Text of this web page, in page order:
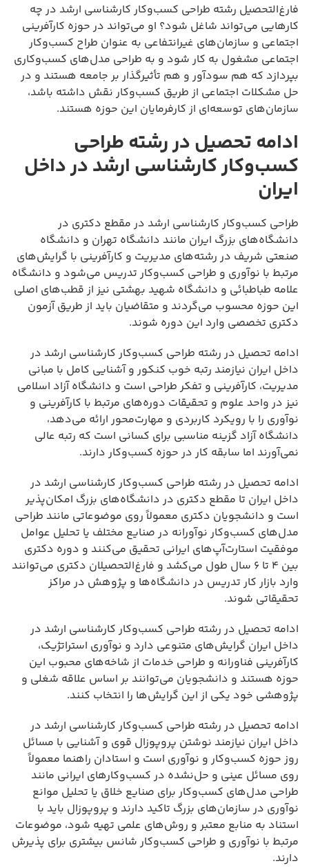
فارغ‌التحصیل رشته طراحی کسب‌وکار کارشناسی ارشد در چه
کارهایی می‌تواند شاغل شود؟ او می‌تواند در حوزه کارآفرینی
اجتماعی و سازمان‌های غیرانتفاعی به عنوان طراح کسب‌وکار
اجتماعی مشغول به کار شود و به طراحی مدل‌های کسب‌وکاری
بپردازد که هم سودآور و هم تأثیرگذار بر جامعه هستند و در
حل مشکلات اجتماعی از طریق کسب‌وکار نقش داشته باشد،
سازمان‌های توسعه‌ای از کارفرمایان این حوزه هستند.
ادامه تحصیل در رشته طراحی
کسب‌وکار کارشناسی ارشد در داخل
ایران
طراحی کسب‌وکار کارشناسی ارشد در مقطع دکتری در
دانشگاه‌های بزرگ ایران مانند دانشگاه تهران و دانشگاه
صنعتی شریف در رشته‌های مدیریت و کارآفرینی با گرایش‌های
مرتبط با نوآوری و طراحی کسب‌وکار تدریس می‌شود و دانشگاه
علامه طباطبائی و دانشگاه شهید بهشتی نیز از قطب‌های اصلی
این حوزه محسوب می‌گردند و متقاضیان باید از طریق آزمون
دکتری تخصصی وارد این دوره شوند.
ادامه تحصیل در رشته طراحی کسب‌وکار کارشناسی ارشد در
داخل ایران نیازمند رتبه خوب کنکور و آشنایی کامل با مبانی
مدیریت، کارآفرینی و تفکر طراحی است و دانشگاه آزاد اسلامی
نیز در واحد علوم و تحقیقات دوره‌های مرتبط با کارآفرینی و
نوآوری را با رویکرد کاربردی و مهارت‌محور ارائه می‌دهد،
دانشگاه آزاد گزینه مناسبی برای کسانی است که رتبه عالی
نمی‌آورند اما سابقه کار در حوزه کسب‌وکار دارند.
ادامه تحصیل در رشته طراحی کسب‌وکار کارشناسی ارشد در
داخل ایران تا مقطع دکتری در دانشگاه‌های بزرگ امکان‌پذیر
است و دانشجویان دکتری معمولاً روی موضوعاتی مانند طراحی
مدل‌های کسب‌وکار نوآورانه در صنایع مختلف یا تحلیل عوامل
موفقیت استارت‌آپ‌های ایرانی تحقیق می‌کنند و دوره دکتری
بین ۴ تا ۶ سال طول می‌کشد و فارغ‌التحصیلان دکتری می‌توانند
وارد بازار کار تدریس در دانشگاه‌ها و پژوهش در مراکز
تحقیقاتی شوند.
ادامه تحصیل در رشته طراحی کسب‌وکار کارشناسی ارشد در
داخل ایران گرایش‌های متنوعی دارد و نوآوری استراتژیک،
کارآفرینی فناورانه و طراحی خدمات از شاخه‌های محبوب این
حوزه هستند و دانشجویان می‌توانند بر اساس علاقه شغلی و
پژوهشی خود یکی از این گرایش‌ها را انتخاب کنند.
ادامه تحصیل در رشته طراحی کسب‌وکار کارشناسی ارشد در
داخل ایران نیازمند نوشتن پروپوزال قوی و آشنایی با مسائل
روز حوزه کسب‌وکار و نوآوری است و استادان راهنما معمولاً
روی مسائل عینی و حل‌نشده در کسب‌وکارهای ایرانی مانند
طراحی مدل‌های کسب‌وکار برای صنایع خلاق یا تحلیل موانع
نوآوری در سازمان‌های بزرگ تاکید دارند و پروپوزال باید با
استناد به منابع معتبر و روش‌های علمی تهیه شود، موضوعات
مرتبط با نوآوری و طراحی کسب‌وکار شانس بیشتری برای پذیرش
دارند.